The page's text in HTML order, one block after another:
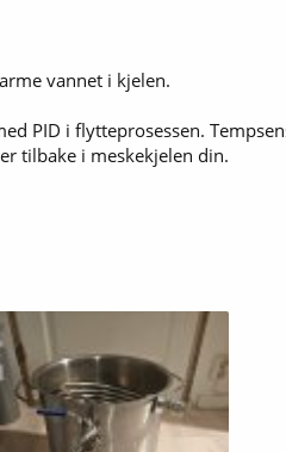
vannet i kjelen.
PID i flytteprosessen.
tilbake i meskekjelen din.